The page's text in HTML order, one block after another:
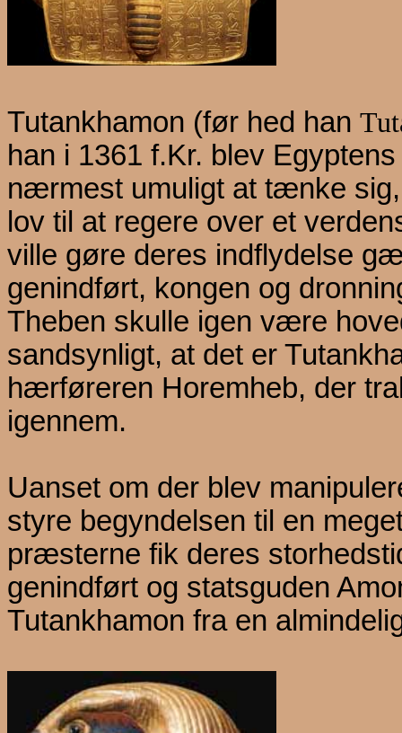
Tutankhamon (før hed han
han i 1361 f.Kr. blev
nærmest umuligt at tænke
lov til at regere over et
ville gøre deres indflydelse
genindført, kongen og
Theben skulle igen være
sandsynligt, at det er
hærføreren Horemheb, der
igennem.
Uanset om der blev
styre begyndelsen til en
præsterne fik deres
genindført og statsguden
Tutankhamon fra en